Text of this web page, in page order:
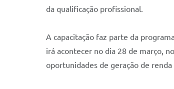
da qualificação profissional.
A capacitação faz parte da
irá acontecer no dia 28 de março,
oportunidades de geração de